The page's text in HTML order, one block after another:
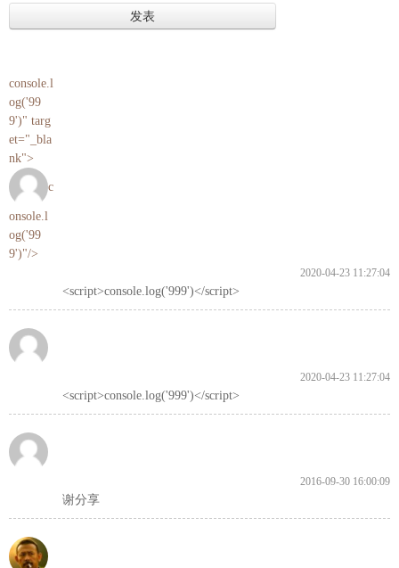
console.l
og('99
9')" targ
et="_bla
nk">
c
onsole.l
og('99
9')"/>
2020-04-23 11:27:04
<script>console.log('999')</script>
2020-04-23 11:27:04
<script>console.log('999')</script>
2016-09-30 16:00:09
谢分享